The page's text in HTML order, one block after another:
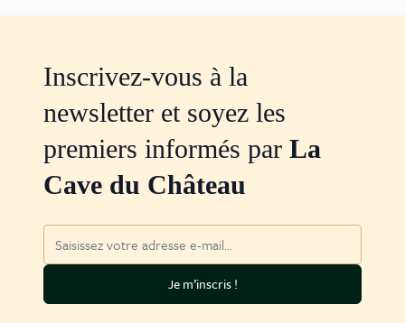
Inscrivez-vous à la
newsletter et soyez les
premiers informés par La
Cave du Château
Je m’inscris !